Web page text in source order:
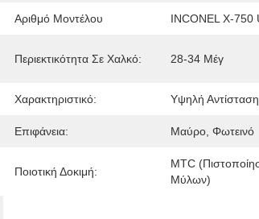
Αριθμό Μοντέλου INCONEL X-750
Περιεκτικότητα Σε Χαλκό: 28-34 Μέγ
Χαρακτηριστικό: Υψηλή Αντίσταση
Επιφάνεια: Μαύρο, Φωτεινό
Ποιοτική Δοκιμή:
MTC
Μύλων)